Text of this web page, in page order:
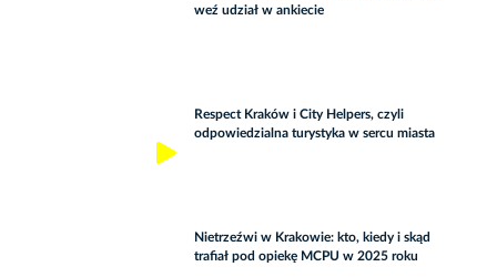
weź udział w ankiecie
Respect Kraków i City Helpers, czyli
odpowiedzialna turystyka w sercu miasta
Nietrzeźwi w Krakowie: kto, kiedy i skąd
trafiał pod opiekę MCPU w 2025 roku